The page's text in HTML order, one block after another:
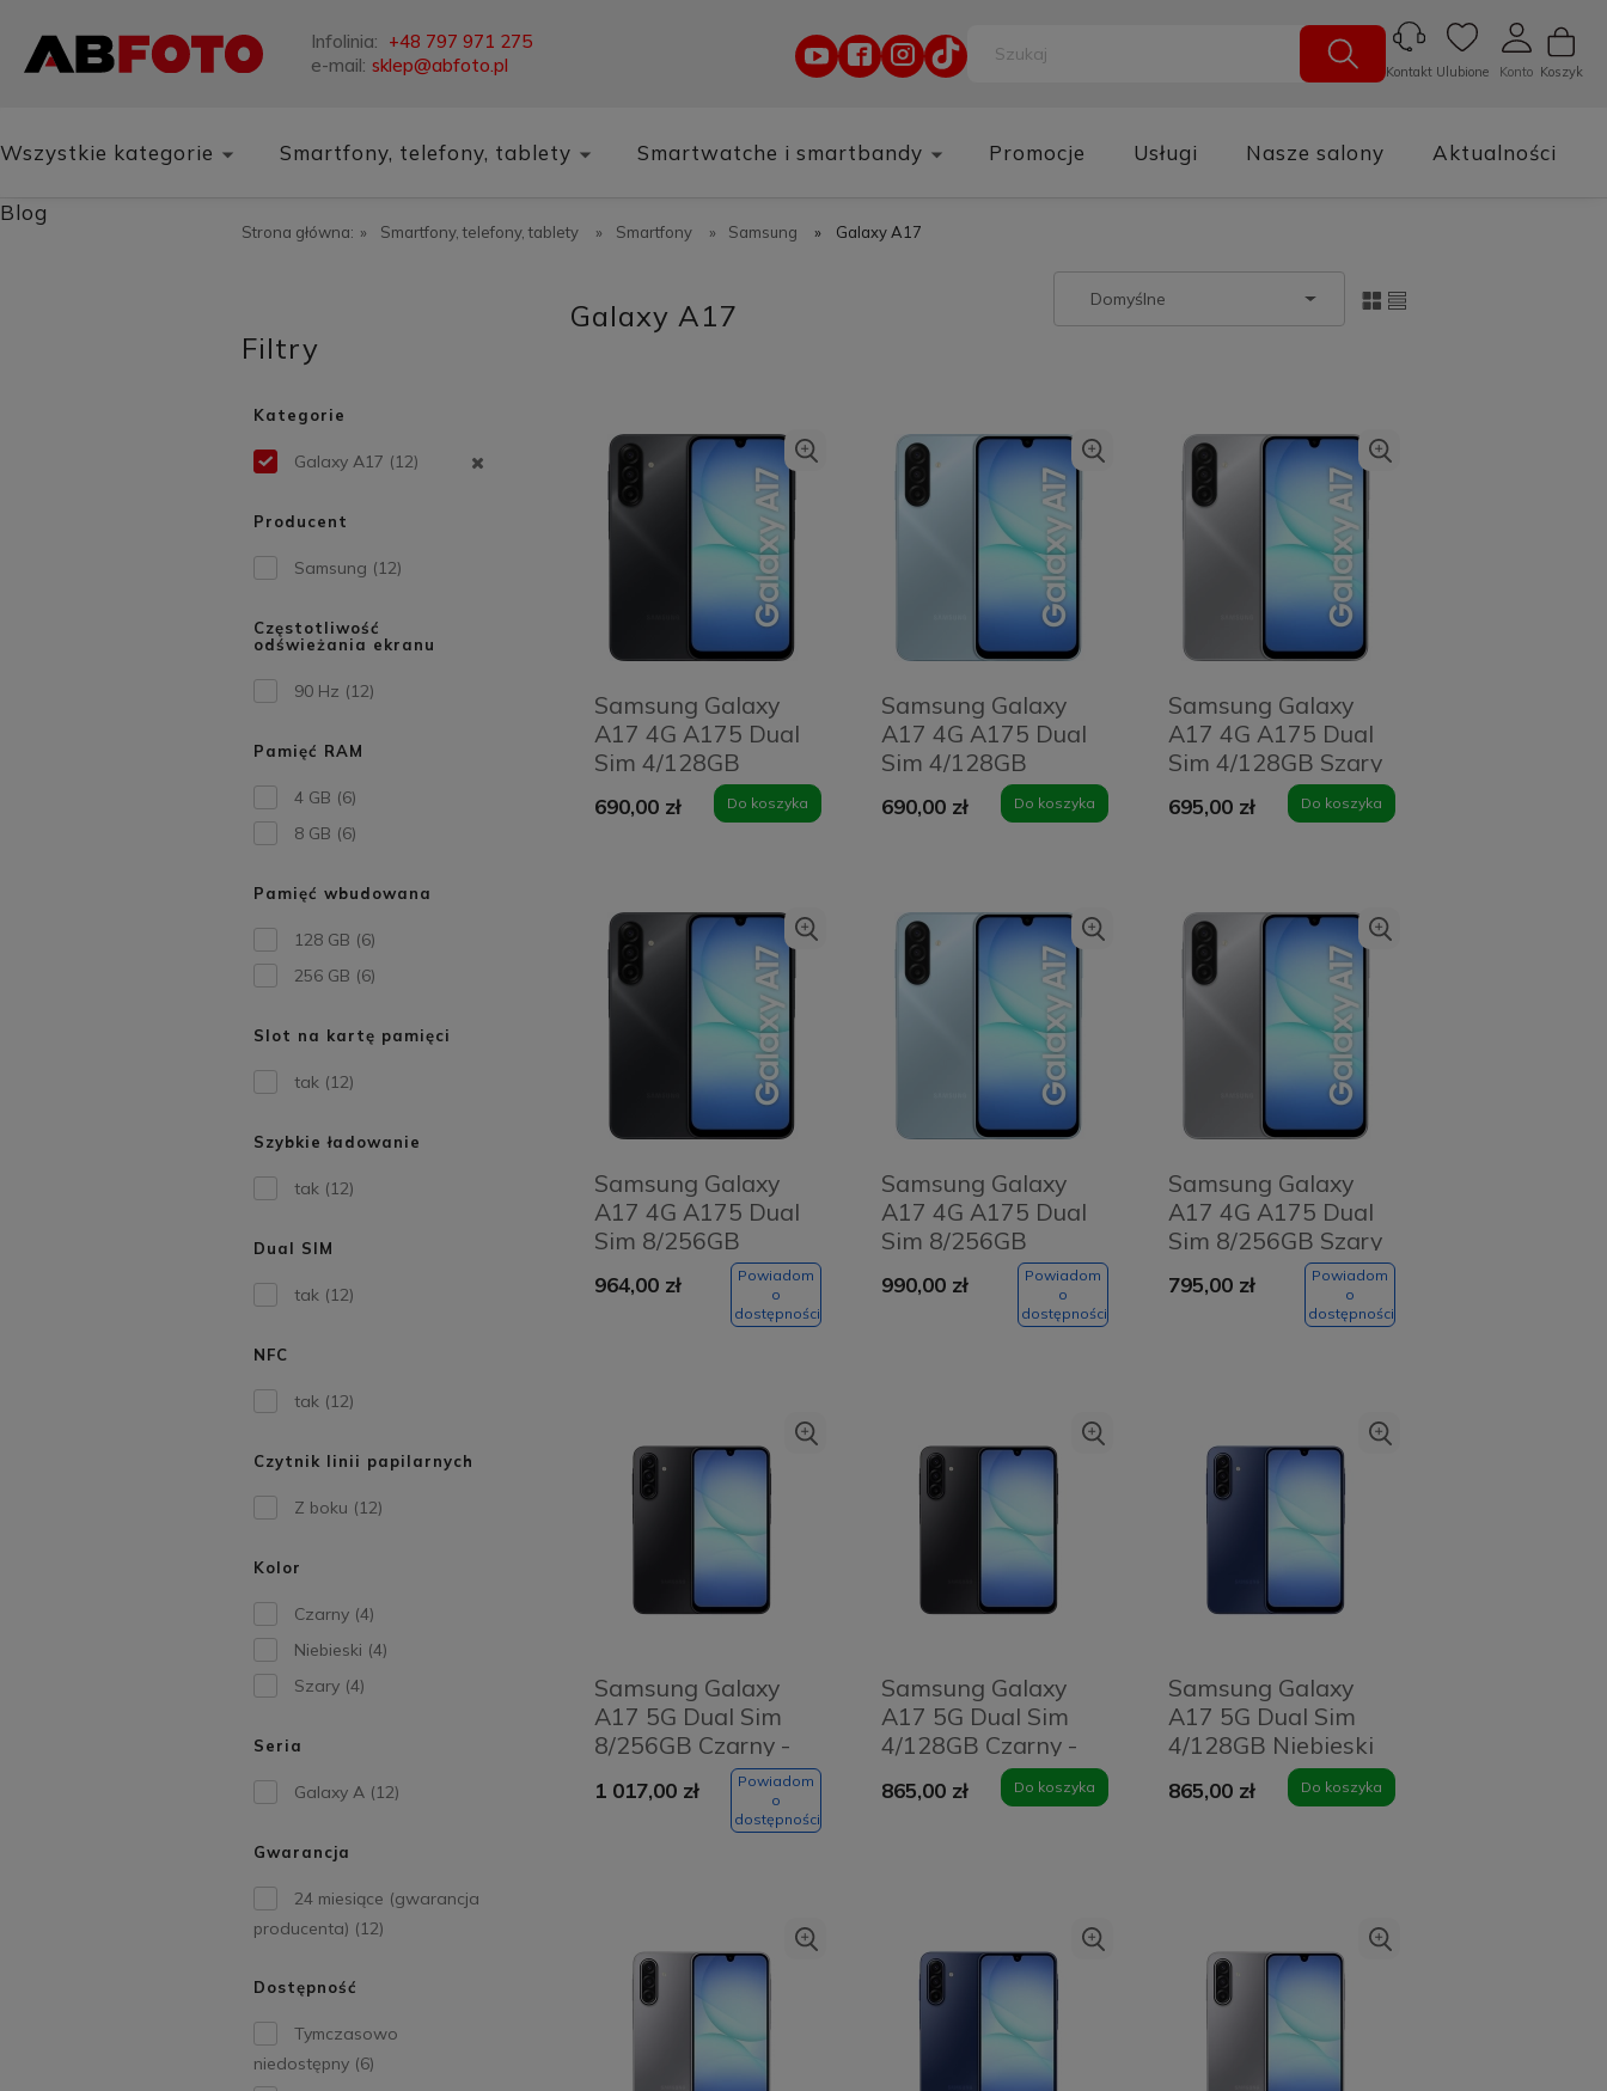
Infolinia: +48 797 971 275
e-mail: sklep@abfoto.pl Koszyk
Konto
Ulubione
Kontakt
Wszystkie kategorie Smartfony, telefony, tablety Smartwatche i smartbandy Promocje Usługi Nasze salony Aktualności
Blog
Strona główna: » Smartfony, telefony, tablety » Smartfony » Samsung » Galaxy A17
Filtry
Kategorie
Galaxy A17 (12)
Producent
Samsung (12)
Częstotliwość
odświeżania ekranu
90 Hz (12)
Pamięć RAM
4 GB (6)
8 GB (6)
Pamięć wbudowana
128 GB (6)
256 GB (6)
Slot na kartę pamięci
tak (12)
Szybkie ładowanie
tak (12)
Dual SIM
tak (12)
NFC
tak (12)
Czytnik linii papilarnych
Z boku (12)
Kolor
Czarny (4)
Niebieski (4)
Szary (4)
Seria
Galaxy A (12)
Gwarancja
24 miesiące (gwarancja
producenta) (12)
Dostępność
Tymczasowo
niedostępny (6)
Galaxy A17
Samsung Galaxy
A17 4G A175 Dual
Sim 4/128GB
Czarny - Black
690,00 zł Do koszyka
Samsung Galaxy
A17 4G A175 Dual
Sim 4/128GB
Niebieski - Blue
690,00 zł Do koszyka
Samsung Galaxy
A17 4G A175 Dual
Sim 4/128GB Szary
695,00 zł Do koszyka
Samsung Galaxy
A17 4G A175 Dual
Sim 8/256GB
Czarny - Black
964,00 zł
Powiadom
o
dostępności
Samsung Galaxy
A17 4G A175 Dual
Sim 8/256GB
Niebieski - Blue
990,00 zł
Powiadom
o
dostępności
Samsung Galaxy
A17 4G A175 Dual
Sim 8/256GB Szary
795,00 zł
Powiadom
o
dostępności
Samsung Galaxy
A17 5G Dual Sim
8/256GB Czarny -
1 017,00 zł
Powiadom
o
dostępności
Samsung Galaxy
A17 5G Dual Sim
4/128GB Czarny -
865,00 zł Do koszyka
Samsung Galaxy
A17 5G Dual Sim
4/128GB Niebieski
865,00 zł Do koszyka